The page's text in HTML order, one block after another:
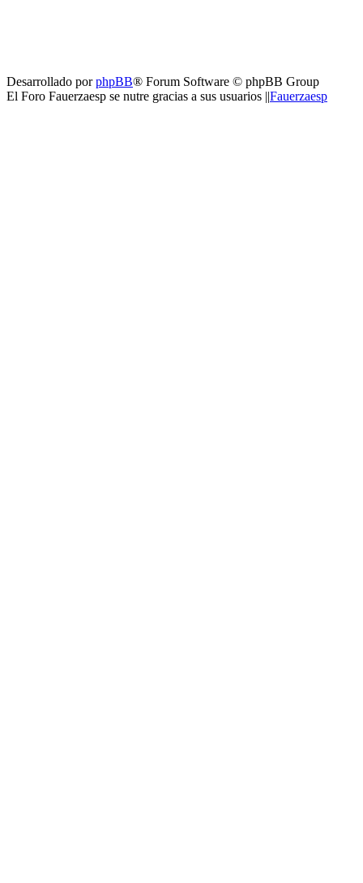
Desarrollado porphpBB® Forum Software © phpBB Group
El Foro Fauerzaesp se nutre gracias a sus usuarios ||Fauerzaesp